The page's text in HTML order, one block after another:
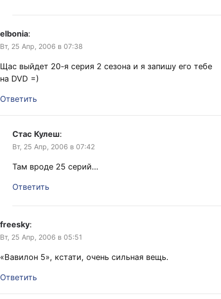
elbonia:
Вт, 25 Апр, 2006 в 07:38
Щас выйдет 20-я серия 2 сезона и я запишу его тебе
на DVD =)
Ответить
Стас Кулеш:
Вт, 25 Апр, 2006 в 07:42
Там вроде 25 серий…
Ответить
freesky:
Вт, 25 Апр, 2006 в 05:51
«Вавилон 5», кстати, очень сильная вещь.
Ответить